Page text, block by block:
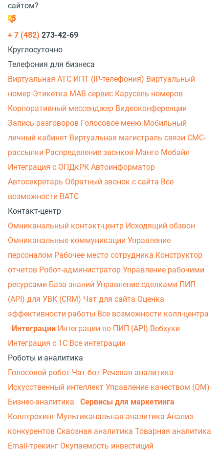
сайтом?
+ 7 (482) 273-42-69
Круглосуточно
Телефония для бизнеса
Виртуальная АТС ИПТ (IP-телефония) Виртуальный
номер Этикетка МАВ сервис Карусель номеров
Корпоративный мессенджер Видеоконференции
Запись разговоров Голосовое меню Мобильный
личный кабинет Виртуальная магистраль связи СМС-
рассылки Распределение звонков Манго Мобайл
Интеграция с ОПДкРК Автоинформатор
Автосекретарь Обратный звонок с сайта Все
возможности ВАТС
Контакт-центр
Омниканальный контакт-центр Исходящий обзвон
Омниканальные коммуникации Управление
персоналом Рабочее место сотрудника Конструктор
отчетов Робот-администратор Управление рабочими
ресурсами База знаний Управление сделками ПИП
(API) для УВК (CRM) Чат для сайта Оценка
эффективности работы Все возможности колл-центра
Интеграции Интеграции по ПИП (API) Вебхуки
Интеграция с 1С Все интеграции
Роботы и аналитика
Голосовой робот Чат-бот Речевая аналитика
Искусственный интеллект Управление качеством (QM)
Бизнес-аналитика
Сервисы для маркетинга
Коллтрекинг Мультиканальная аналитика Анализ
конкурентов Сквозная аналитика Товарная аналитика
Email-трекинг Окупаемость инвестиций